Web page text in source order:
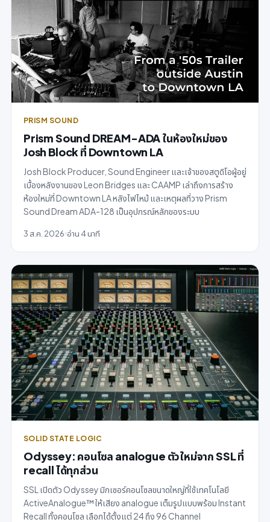
PRISM SOUND
Prism Sound DREAM-ADA ในห้องใหม่ของ
Josh Block ที่ Downtown LA
Josh Block Producer, Sound Engineer และเจ้าของสตูดิโอผู้อยู่
เบื้องหลังงานของ Leon Bridges และ CAAMP เล่าถึงการสร้าง
ห้องใหม่ที่ Downtown LA หลังไฟไหม้ และเหตุผลที่วาง Prism
Sound Dream ADA-128 เป็นอุปกรณ์หลักของระบบ
3 ส.ค. 2026 อ่าน 4 นาที
SOLID STATE LOGIC
Odyssey: คอนโซล analogue ตัวใหม่จาก SSL ที่
recall ได้ทุกส่วน
SSL เปิดตัว Odyssey มิกเซอร์คอนโซลขนาดใหญ่ที่ใช้เทคโนโลยี
ActiveAnalogue™ ให้เสียง analogue เต็มรูปแบบพร้อม Instant
Recall ทั้งคอนโซล เลือกได้ตั้งแต่ 24 ถึง 96 Channel